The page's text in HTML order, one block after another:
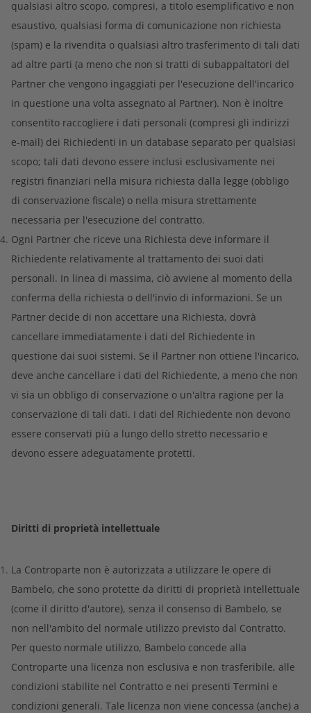
qualsiasi altro scopo, compresi, a titolo esemplificativo e non
esaustivo, qualsiasi forma di comunicazione non richiesta
(spam) e la rivendita o qualsiasi altro trasferimento di tali dati
ad altre parti (a meno che non si tratti di subappaltatori del
Partner che vengono ingaggiati per l'esecuzione dell'incarico
in questione una volta assegnato al Partner). Non è inoltre
consentito raccogliere i dati personali (compresi gli indirizzi
e-mail) dei Richiedenti in un database separato per qualsiasi
scopo; tali dati devono essere inclusi esclusivamente nei
registri finanziari nella misura richiesta dalla legge (obbligo
di conservazione fiscale) o nella misura strettamente
necessaria per l'esecuzione del contratto.
Ogni Partner che riceve una Richiesta deve informare il
Richiedente relativamente al trattamento dei suoi dati
personali. In linea di massima, ciò avviene al momento della
conferma della richiesta o dell'invio di informazioni. Se un
Partner decide di non accettare una Richiesta, dovrà
cancellare immediatamente i dati del Richiedente in
questione dai suoi sistemi. Se il Partner non ottiene l'incarico,
deve anche cancellare i dati del Richiedente, a meno che non
vi sia un obbligo di conservazione o un'altra ragione per la
conservazione di tali dati. I dati del Richiedente non devono
essere conservati più a lungo dello stretto necessario e
devono essere adeguatamente protetti.
Diritti di proprietà intellettuale
La Controparte non è autorizzata a utilizzare le opere di
Bambelo, che sono protette da diritti di proprietà intellettuale
(come il diritto d'autore), senza il consenso di Bambelo, se
non nell'ambito del normale utilizzo previsto dal Contratto.
Per questo normale utilizzo, Bambelo concede alla
Controparte una licenza non esclusiva e non trasferibile, alle
condizioni stabilite nel Contratto e nei presenti Termini e
condizioni generali. Tale licenza non viene concessa (anche) a